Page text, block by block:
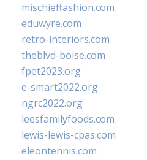
mischieffashion.com
eduwyre.com
retro-interiors.com
theblvd-boise.com
fpet2023.org
e-smart2022.org
ngrc2022.org
leesfamilyfoods.com
lewis-lewis-cpas.com
eleontennis.com